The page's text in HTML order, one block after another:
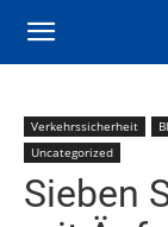
Verkehrssicherheit
Uncategorized
Sieben